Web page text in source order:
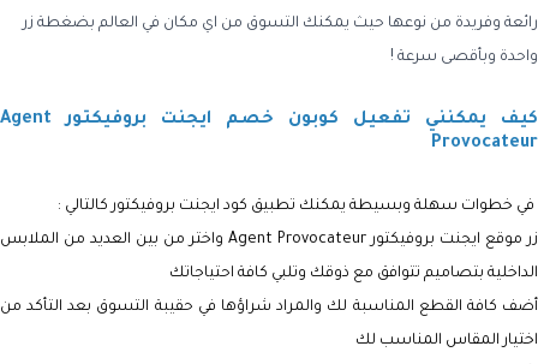
رائعة وفريدة من نوعها حيث يمكنك التسوق من اي مكان في العالم بضغطة زر
واحدة وبأقصى سرعة !
كيف يمكنني تفعيل كوبون خصم ايجنت بروفيكتور Agent
Provocateur
في خطوات سهلة وبسيطة يمكنك تطبيق كود ايجنت بروفيكتور كالتالي :
زر موقع
ايجنت بروفيكتور Agent Provocateur واختر من بين العديد من الملابس
الداخلية بتصاميم تتوافق مع ذوقك وتلبي كافة احتياجاتك
أضف كافة القطع المناسبة لك والمراد شراؤها في حقيبة التسوق بعد التأكد من
اختيار المقاس المناسب لك